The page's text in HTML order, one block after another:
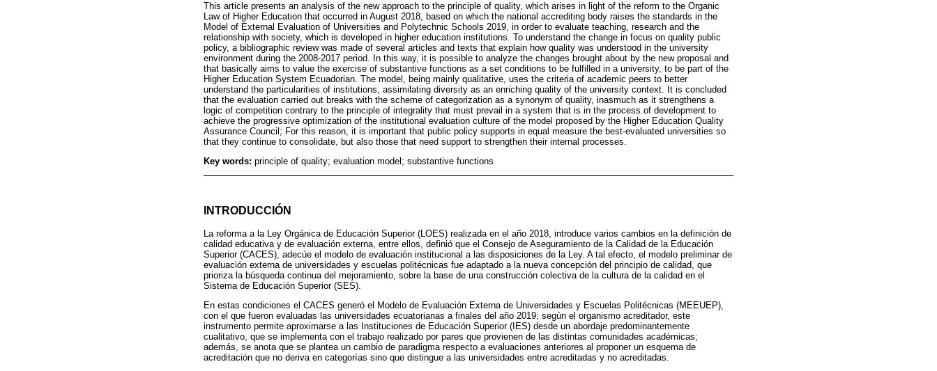
This article presents an analysis of the new approach to the principle of quality, which arises in light of the reform to the Organic
Law of Higher Education that occurred in August 2018, based on which the national accrediting body raises the standards in the
Model of External Evaluation of Universities and Polytechnic Schools 2019, in order to evaluate teaching, research and the
relationship with society, which is developed in higher education institutions. To understand the change in focus on quality public
policy, a bibliographic review was made of several articles and texts that explain how quality was understood in the university
environment during the 2008-2017 period. In this way, it is possible to analyze the changes brought about by the new proposal and
that basically aims to value the exercise of substantive functions as a set conditions to be fulfilled in a university, to be part of the
Higher Education System Ecuadorian. The model, being mainly qualitative, uses the criteria of academic peers to better
understand the particularities of institutions, assimilating diversity as an enriching quality of the university context. It is concluded
that the evaluation carried out breaks with the scheme of categorization as a synonym of quality, inasmuch as it strengthens a
logic of competition contrary to the principle of integrality that must prevail in a system that is in the process of development to
achieve the progressive optimization of the institutional evaluation culture of the model proposed by the Higher Education Quality
Assurance Council; For this reason, it is important that public policy supports in equal measure the best-evaluated universities so
that they continue to consolidate, but also those that need support to strengthen their internal processes.
Key words: principle of quality; evaluation model; substantive functions
INTRODUCCIÓN
La reforma a la Ley Orgánica de Educación Superior (LOES) realizada en el año 2018, introduce varios cambios en la definición de
calidad educativa y de evaluación externa, entre ellos, definió que el Consejo de Aseguramiento de la Calidad de la Educación
Superior (CACES), adecúe el modelo de evaluación institucional a las disposiciones de la Ley. A tal efecto, el modelo preliminar de
evaluación externa de universidades y escuelas politécnicas fue adaptado a la nueva concepción del principio de calidad, que
prioriza la búsqueda continua del mejoramiento, sobre la base de una construcción colectiva de la cultura de la calidad en el
Sistema de Educación Superior (SES).
En estas condiciones el CACES generó el Modelo de Evaluación Externa de Universidades y Escuelas Politécnicas (MEEUEP),
con el que fueron evaluadas las universidades ecuatorianas a finales del año 2019; según el organismo acreditador, este
instrumento permite aproximarse a las Instituciones de Educación Superior (IES) desde un abordaje predominantemente
cualitativo, que se implementa con el trabajo realizado por pares que provienen de las distintas comunidades académicas;
además, se anota que se plantea un cambio de paradigma respecto a evaluaciones anteriores al proponer un esquema de
acreditación que no deriva en categorías sino que distingue a las universidades entre acreditadas y no acreditadas.